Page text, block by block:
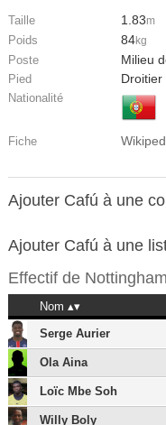
Taille 1.83m
Poids 84kg
Poste Milieu
Pied Droitier
Nationalité
Fiche
Ajouter Cafú à une
Ajouter Cafú à une
Effectif de
Nom
Serge Aurier
Ola Aina
Loïc Mbe Soh
Willy Boly